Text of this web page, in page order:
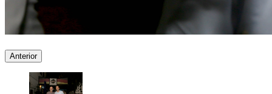
Anterior